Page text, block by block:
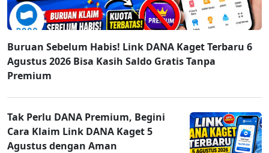
Buruan Sebelum Habis! Link DANA Kaget Terbaru 6
Agustus 2026 Bisa Kasih Saldo Gratis Tanpa
Premium
Tak Perlu DANA Premium, Begini
Cara Klaim Link DANA Kaget 5
Agustus dengan Aman